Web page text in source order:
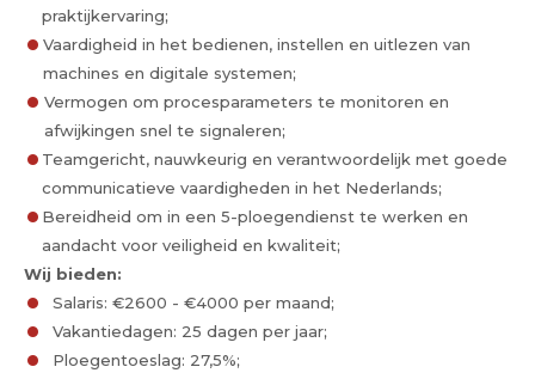
praktijkervaring;
Vaardigheid in het bedienen, instellen en uitlezen van
machines en digitale systemen;
Vermogen om procesparameters te monitoren en
afwijkingen snel te signaleren;
Teamgericht, nauwkeurig en verantwoordelijk met goede
communicatieve vaardigheden in het Nederlands;
Bereidheid om in een 5-ploegendienst te werken en
aandacht voor veiligheid en kwaliteit;
Wij bieden:
Salaris: €2600 - €4000 per maand;
Vakantiedagen: 25 dagen per jaar;
Ploegentoeslag: 27,5%;